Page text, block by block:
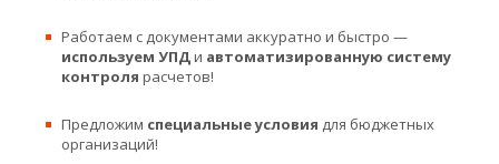
Работаем с документами аккуратно и быстро —
используем УПДи автоматизированную систему
контроля расчетов!
Предложим специальные условия для бюджетных
организаций!